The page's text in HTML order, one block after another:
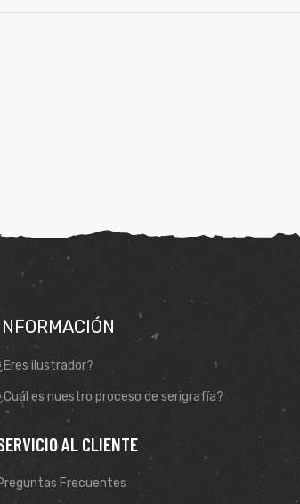
ilustrador?
es nuestro proceso de serigrafía?
AL CLIENTE
Frecuentes